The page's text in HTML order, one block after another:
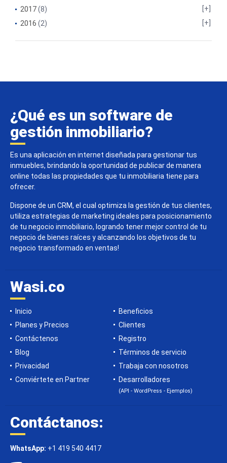
2017(8)
2016 (2)
¿Qué es un software de
gestión inmobiliario?
Es una aplicación en internet diseñada para gestionar tus
inmuebles, brindando la oportunidad de publicar de manera
online todas las propiedades que tu inmobiliaria tiene para
ofrecer.
Dispone de un CRM, el cual optimiza la gestión de tus clientes,
utiliza estrategias de marketing ideales para posicionamiento
de tu negocio inmobiliario, logrando tener mejor control de tu
negocio de bienes raíces y alcanzando los objetivos de tu
negocio transformado en ventas!
Wasi.co
Inicio
Beneficios
Planes y Precios
Clientes
Contáctenos
Registro
Blog
Términos de servicio
Privacidad
Trabaja con nosotros
Conviértete en Partner
Desarrolladores
(API - WordPress - Ejemplos)
Contáctanos:
WhatsApp: +1 419 540 4417